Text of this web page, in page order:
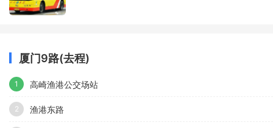
厦门9路(去程)
1 高崎渔港公交场站
2 渔港东路